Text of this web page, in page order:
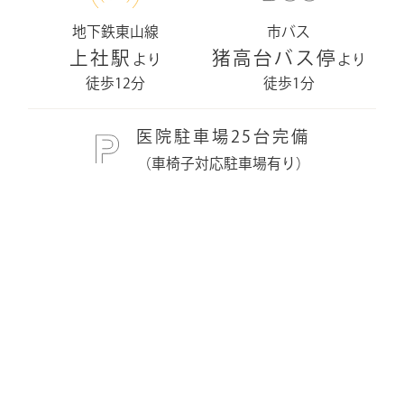
地下鉄東山線
上社駅 より
徒歩12分
市バス
猪高台バス停 より
徒歩1分
医院駐車場25台完備
（車椅子対応駐車場有り）